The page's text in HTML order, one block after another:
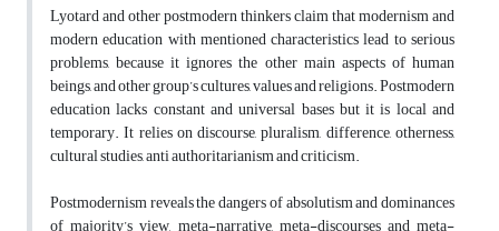
Lyotard and other postmodern thinkers claim that modernism and
modern education with mentioned characteristics lead to serious
problems, because it ignores the other main aspects of human
beings, and other group’s cultures, values and religions. Postmodern
education lacks constant and universal bases but it is local and
temporary. It relies on discourse, pluralism, difference, otherness,
cultural studies, anti authoritarianism and criticism.
Postmodernism reveals the dangers of absolutism and dominances